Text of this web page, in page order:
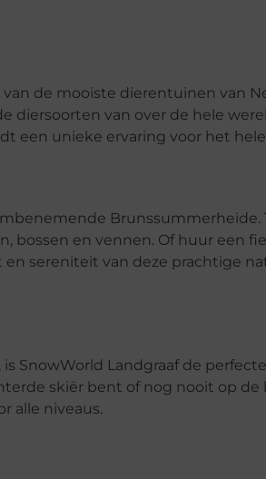
de mooiste dierentuinen van
van over de hele
een unieke ervaring voor het
Brunssummerheide.
bossen en vennen. Of huur een
sereniteit van deze prachtige
SnowWorld Landgraaf de
skiër bent of nog nooit op
alle niveaus.